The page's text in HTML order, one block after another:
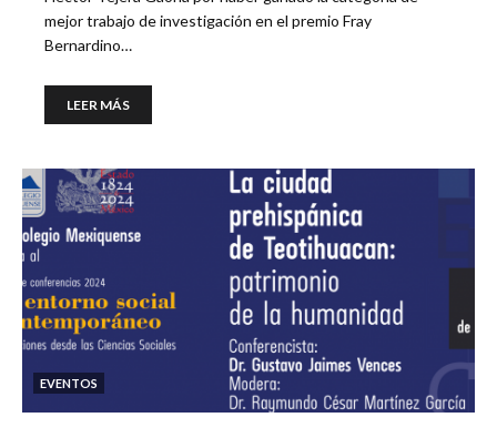
mejor trabajo de investigación en el premio Fray
Bernardino…
LEER MÁS
EVENTOS